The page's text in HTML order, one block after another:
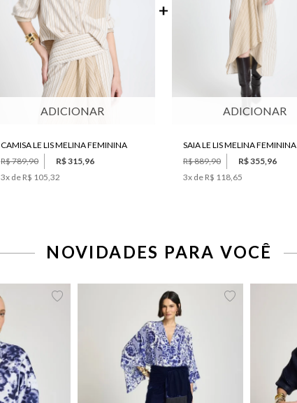
ADICIONAR
CAMISA LE LIS MELINA FEMININA
R$ 789,90
R$ 315,96
3x de R$ 105,32
ADICIONAR
SAIA LE LIS MELINA FEMININA
R$ 889,90
R$ 355,96
3x de R$ 118,65
NOVIDADES PARA VOCÊ